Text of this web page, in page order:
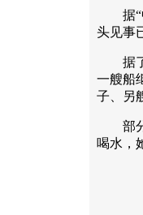
据“中
头见事
据了
一艘船
子、另
部分
喝水，